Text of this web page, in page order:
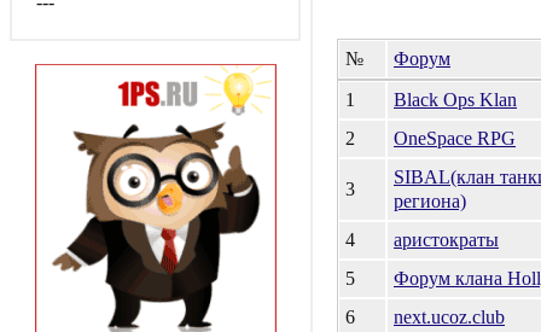
№
Форум
1
Black Ops Klan
2
OneSpace RPG
3
SIBAL(клан
региона)
4
аристократы
5
Форум клана
6
next.ucoz.club